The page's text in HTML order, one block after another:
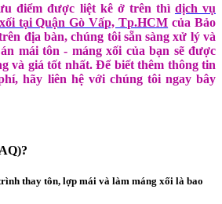
điểm được liệt kê ở trên thì dịch vụ
tại Quận Gò Vấp, Tp.HCM của Bảo
địa bàn, chúng tôi sẵn sàng xử lý và
mái tôn - máng xối của bạn sẽ được
và giá tốt nhất. Để biết thêm thông tin
hãy liên hệ với chúng tôi ngay bây
thay tôn, lợp mái và làm máng xối là bao